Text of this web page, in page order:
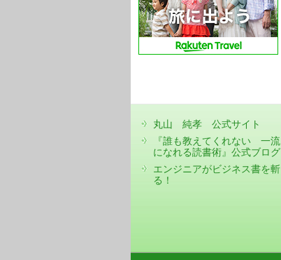
丸山 純孝 公式サイト
『誰も教えてくれない 一流
になれる読書術』公式ブログ
エンジニアがビジネス書を斬
る！